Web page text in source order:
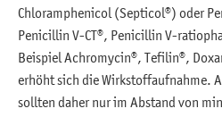
Chloramphenicol (Septicol®) oder
Penicillin V-CT®, Penicillin V-
Beispiel Achromycin®, Tefilin®,
erhöht sich die Wirkstoffaufnahme.
sollten daher nur im Abstand von